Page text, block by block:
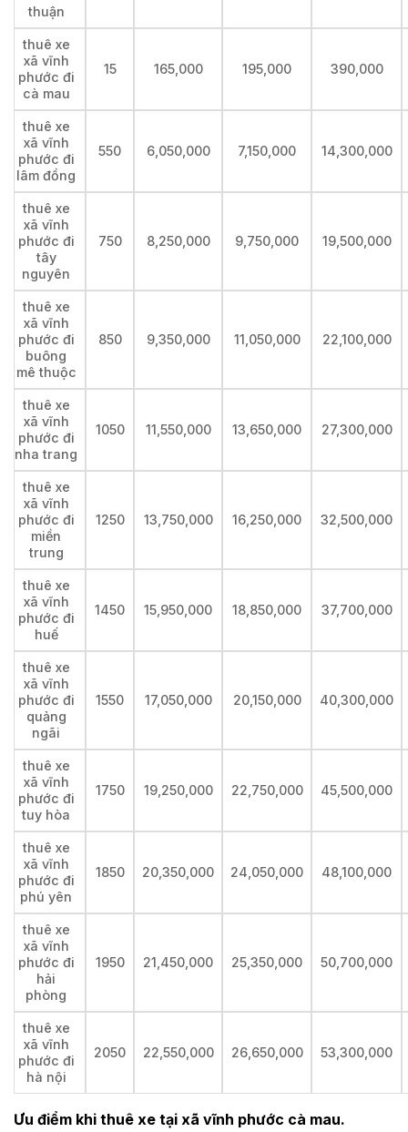
thuận
thuê xe
xã vĩnh
phước đi
cà mau
15 165,000 195,000 390,000
thuê xe
xã vĩnh
phước đi
lâm đồng
550 6,050,000 7,150,000 14,300,000
thuê xe
xã vĩnh
phước đi
tây
nguyên
750 8,250,000 9,750,000 19,500,000
thuê xe
xã vĩnh
phước đi
buông
mê thuộc
850 9,350,000 11,050,000 22,100,000
thuê xe
xã vĩnh
phước đi
nha trang
1050 11,550,000 13,650,000 27,300,000
thuê xe
xã vĩnh
phước đi
miền
trung
1250 13,750,000 16,250,000 32,500,000
thuê xe
xã vĩnh
phước đi
huế
1450 15,950,000 18,850,000 37,700,000
thuê xe
xã vĩnh
phước đi
quảng
ngãi
1550 17,050,000 20,150,000 40,300,000
thuê xe
xã vĩnh
phước đi
tuy hòa
1750 19,250,000 22,750,000 45,500,000
thuê xe
xã vĩnh
phước đi
phú yên
1850 20,350,000 24,050,000 48,100,000
thuê xe
xã vĩnh
phước đi
hải
phòng
1950 21,450,000 25,350,000 50,700,000
thuê xe
xã vĩnh
phước đi
hà nội
2050 22,550,000 26,650,000 53,300,000
Ưu điểm khi thuê xe tại xã vĩnh phước cà mau.